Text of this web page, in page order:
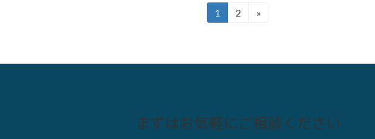
固
1
固
2 »
まずはお気軽にご相談ください